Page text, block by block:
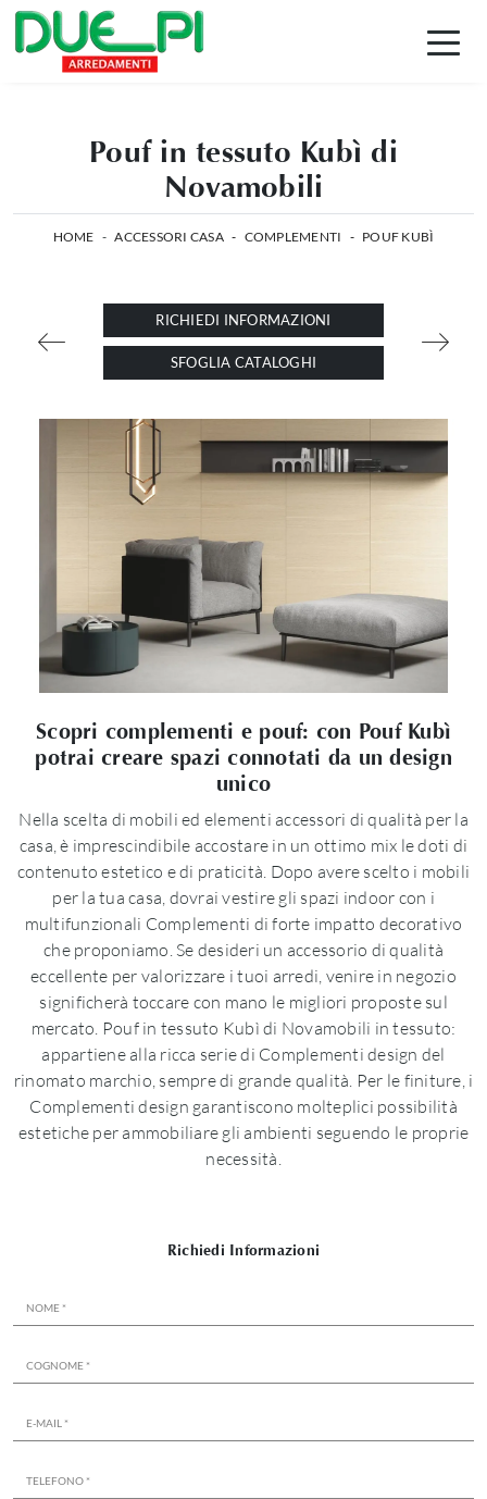
Pouf in tessuto Kubì di
Novamobili
HOME - ACCESSORI CASA - COMPLEMENTI - POUF KUBÌ
RICHIEDI INFORMAZIONI
SFOGLIA CATALOGHI
Scopri complementi e pouf: con Pouf Kubì
potrai creare spazi connotati da un design
unico
Nella scelta di mobili ed elementi accessori di qualità per la
casa, è imprescindibile accostare in un ottimo mix le doti di
contenuto estetico e di praticità. Dopo avere scelto i mobili
per la tua casa, dovrai vestire gli spazi indoor con i
multifunzionali Complementi di forte impatto decorativo
che proponiamo. Se desideri un accessorio di qualità
eccellente per valorizzare i tuoi arredi, venire in negozio
significherà toccare con mano le migliori proposte sul
mercato. Pouf in tessuto Kubì di Novamobili in tessuto:
appartiene alla ricca serie di Complementi design del
rinomato marchio, sempre di grande qualità. Per le finiture, i
Complementi design garantiscono molteplici possibilità
estetiche per ammobiliare gli ambienti seguendo le proprie
necessità.
Richiedi Informazioni